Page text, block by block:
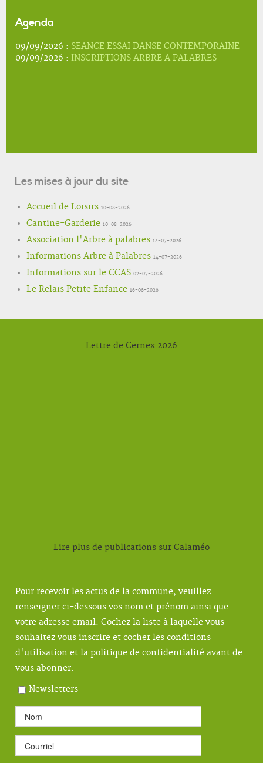
Agenda
09/09/2026 : SEANCE ESSAI DANSE CONTEMPORAINE
09/09/2026 : INSCRIPTIONS ARBRE A PALABRES
Les mises à jour du site
Accueil de Loisirs 10-08-2026
Cantine-Garderie 10-08-2026
Association l'Arbre à palabres 14-07-2026
Informations Arbre à Palabres 14-07-2026
Informations sur le CCAS 02-07-2026
Le Relais Petite Enfance 16-06-2026
Lettre de Cernex 2026
Lire plus de publications sur Calaméo
Pour recevoir les actus de la commune, veuillez
renseigner ci-dessous vos nom et prénom ainsi que
votre adresse email. Cochez la liste à laquelle vous
souhaitez vous inscrire et cocher les conditions
d'utilisation et la politique de confidentialité avant de
vous abonner.
Newsletters